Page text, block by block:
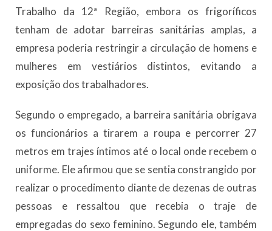
Trabalho da 12ª Região, embora os frigoríficos
tenham de adotar barreiras sanitárias amplas, a
empresa poderia restringir a circulação de homens e
mulheres em vestiários distintos, evitando a
exposição dos trabalhadores.
Segundo o empregado, a barreira sanitária obrigava
os funcionários a tirarem a roupa e percorrer 27
metros em trajes íntimos até o local onde recebem o
uniforme. Ele afirmou que se sentia constrangido por
realizar o procedimento diante de dezenas de outras
pessoas e ressaltou que recebia o traje de
empregadas do sexo feminino. Segundo ele, também